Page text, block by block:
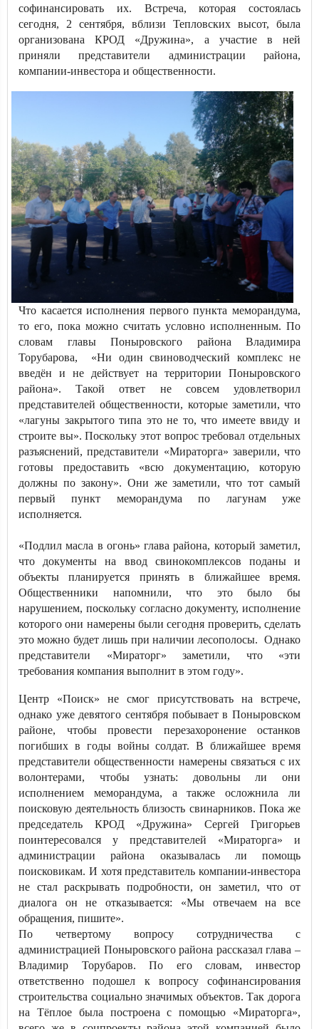
софинансировать их. Встреча, которая состоялась
сегодня, 2 сентября, вблизи Тепловских высот, была
организована КРОД «Дружина», а участие в ней
приняли представители администрации района,
компании-инвестора и общественности.
Что касается исполнения первого пункта меморандума,
то его, пока можно считать условно исполненным. По
словам главы Поныровского района Владимира
Торубарова, «Ни один свиноводческий комплекс не
введён и не действует на территории Поныровского
района». Такой ответ не совсем удовлетворил
представителей общественности, которые заметили, что
«лагуны закрытого типа это не то, что имеете ввиду и
строите вы». Поскольку этот вопрос требовал отдельных
разъяснений, представители «Мираторга» заверили, что
готовы предоставить «всю документацию, которую
должны по закону». Они же заметили, что тот самый
первый пункт меморандума по лагунам уже
исполняется.
«Подлил масла в огонь» глава района, который заметил,
что документы на ввод свинокомплексов поданы и
объекты планируется принять в ближайшее время.
Общественники напомнили, что это было бы
нарушением, поскольку согласно документу, исполнение
которого они намерены были сегодня проверить, сделать
это можно будет лишь при наличии лесополосы. Однако
представители «Мираторг» заметили, что «эти
требования компания выполнит в этом году».
Центр «Поиск» не смог присутствовать на встрече,
однако уже девятого сентября побывает в Поныровском
районе, чтобы провести перезахоронение останков
погибших в годы войны солдат. В ближайшее время
представители общественности намерены связаться с их
волонтерами, чтобы узнать: довольны ли они
исполнением меморандума, а также осложнила ли
поисковую деятельность близость свинарников. Пока же
председатель КРОД «Дружина» Сергей Григорьев
поинтересовался у представителей «Мираторга» и
администрации района оказывалась ли помощь
поисковикам. И хотя представитель компании-инвестора
не стал раскрывать подробности, он заметил, что от
диалога он не отказывается: «Мы отвечаем на все
обращения, пишите».
По четвертому вопросу сотрудничества с
администрацией Поныровского района рассказал глава –
Владимир Торубаров. По его словам, инвестор
ответственно подошел к вопросу софинансирования
строительства социально значимых объектов. Так дорога
на Тёплое была построена с помощью «Мираторга»,